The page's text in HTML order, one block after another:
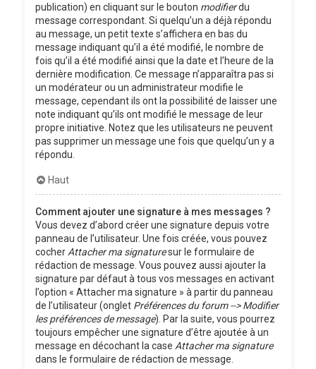
publication) en cliquant sur le bouton modifierdu
message correspondant. Si quelqu’un a déjà répondu
au message, un petit texte s’affichera en bas du
message indiquant qu’il a été modifié, le nombre de
fois qu’il a été modifié ainsi que la date et l’heure de la
dernière modification. Ce message n’apparaîtra pas si
un modérateur ou un administrateur modifie le
message, cependant ils ont la possibilité de laisser une
note indiquant qu’ils ont modifié le message de leur
propre initiative. Notez que les utilisateurs ne peuvent
pas supprimer un message une fois que quelqu’un y a
répondu.
Haut
Comment ajouter une signature à mes messages ?
Vous devez d’abord créer une signature depuis votre
panneau de l’utilisateur. Une fois créée, vous pouvez
cocher Attacher ma signaturesur le formulaire de
rédaction de message. Vous pouvez aussi ajouter la
signature par défaut à tous vos messages en activant
l’option « Attacher ma signature » à partir du panneau
de l’utilisateur (onglet Préférences du forum --> Modifier
les préférences de message). Par la suite, vous pourrez
toujours empêcher une signature d’être ajoutée à un
message en décochant la case Attacher ma signature
dans le formulaire de rédaction de message.